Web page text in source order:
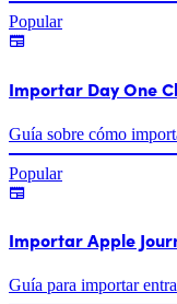
Popular
Importar Day One
Guía sobre cómo
Popular
Importar Apple
Guía para importar